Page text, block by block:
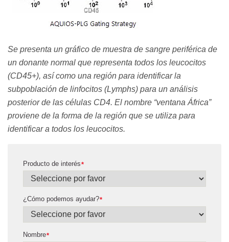
Se presenta un gráfico de muestra de sangre periférica de
un donante normal que representa todos los leucocitos
(CD45+), así como una región para identificar la
subpoblación de linfocitos (Lymphs) para un análisis
posterior de las células CD4. El nombre “ventana África”
proviene de la forma de la región que se utiliza para
identificar a todos los leucocitos.
*
Producto de interés
*
¿Cómo podemos ayudar?
*
Nombre